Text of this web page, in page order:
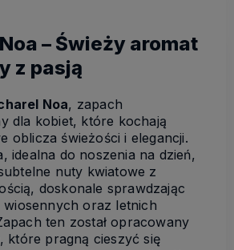
– Świeży aromat
z pasją
Noa, zapach
dla kobiet, które kochają
oblicza świeżości i elegancji.
idealna do noszenia na dzień,
nuty kwiatowe z
doskonale sprawdzając
wiosennych oraz letnich
ten został opracowany
które pragną cieszyć się